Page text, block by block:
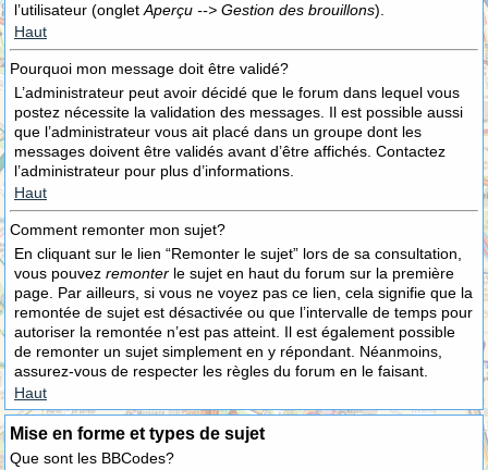
l’utilisateur (onglet Aperçu --> Gestion des brouillons).
Haut
Pourquoi mon message doit être validé?
L’administrateur peut avoir décidé que le forum dans lequel vous
postez nécessite la validation des messages. Il est possible aussi
que l’administrateur vous ait placé dans un groupe dont les
messages doivent être validés avant d’être affichés. Contactez
l’administrateur pour plus d’informations.
Haut
Comment remonter mon sujet?
En cliquant sur le lien “Remonter le sujet” lors de sa consultation,
vous pouvez remonter le sujet en haut du forum sur la première
page. Par ailleurs, si vous ne voyez pas ce lien, cela signifie que la
remontée de sujet est désactivée ou que l’intervalle de temps pour
autoriser la remontée n’est pas atteint. Il est également possible
de remonter un sujet simplement en y répondant. Néanmoins,
assurez-vous de respecter les règles du forum en le faisant.
Haut
Mise en forme et types de sujet
Que sont les BBCodes?